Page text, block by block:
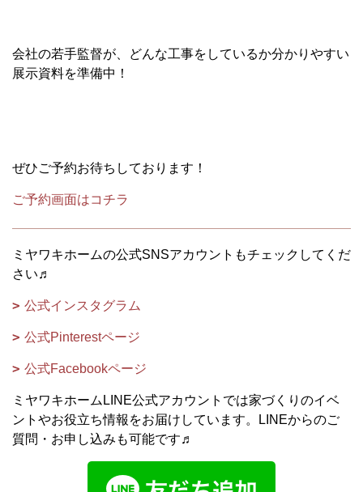
会社の若手監督が、どんな工事をしているか分かりやすい
展示資料を準備中！
ぜひご予約お待ちしております！
ご予約画面はコチラ
ミヤワキホームの公式SNSアカウントもチェックしてくだ
さい♬
公式インスタグラム
公式Pinterestページ
公式Facebookページ
ミヤワキホームLINE公式アカウントでは家づくりのイベ
ントやお役立ち情報をお届けしています。LINEからのご
質問・お申し込みも可能です♬